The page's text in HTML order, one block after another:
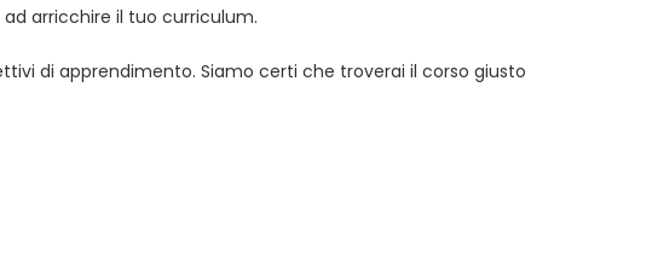
arricchire il tuo curriculum.
di apprendimento. Siamo certi che troverai il corso giusto